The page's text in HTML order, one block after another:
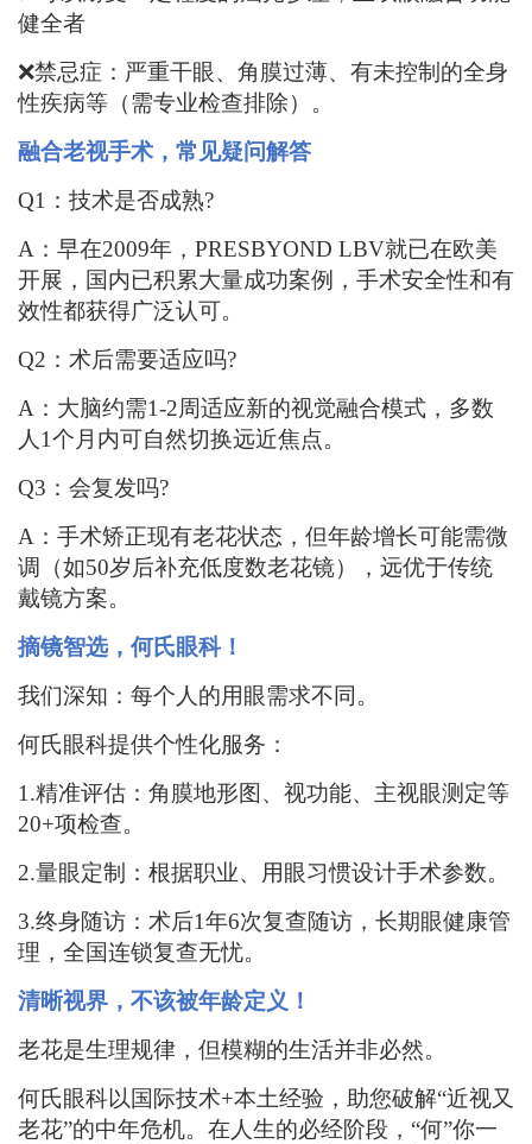
健全者
❌禁忌症：严重干眼、角膜过薄、 有未控制的全身
性疾病等（需专业检查排除）。
融合老视手术 ， 常见疑问解答
Q1 ： 技术是否成熟?
A： 早在2009年， PRESBYOND LBV就已在欧美
开展 ， 国内已积累大量成功案例， 手术安全性和有
效性都获得广泛认可。
Q2： 术后需要适应吗?
A： 大脑约需1-2周适应新的视觉融合模式，多数
人1个月内可自然切换远近焦点。
Q3： 会复发吗?
A： 手术矫正现有老花状态，但年龄增长可能需微
调（如50岁后补充低度数老花镜），远优于传统
戴镜方案。
摘镜智选，何氏眼科！
我们深知：每个人的用眼需求不同。
何氏眼科提供个性化服务：
1.精准评估：角膜地形图、视功能、主视眼测定等
20+项检查。
2.量眼定制：根据职业、用眼习惯设计手术参数。
3.终身随访：术后1年6次复查随访 ，长期眼健康管
理 ，全国连锁复查无忧。
清晰视界，不该被年龄定义 ！
老花是生理规律，但模糊的生活并非必然。
何氏眼科以国际技术+本土经验，助您破解“近视又
老花”的中年危机。 在人生的必经阶段， “何”你一